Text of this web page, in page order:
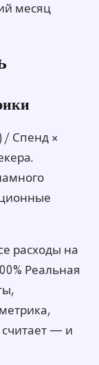
месяц
/ Спенд ×
расходы на
Реальная
— и